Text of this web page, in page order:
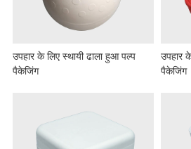
उपहार के लिए स्थायी ढाला हुआ पल्प
पैकेजिंग
उपहार
पैकेजिंग